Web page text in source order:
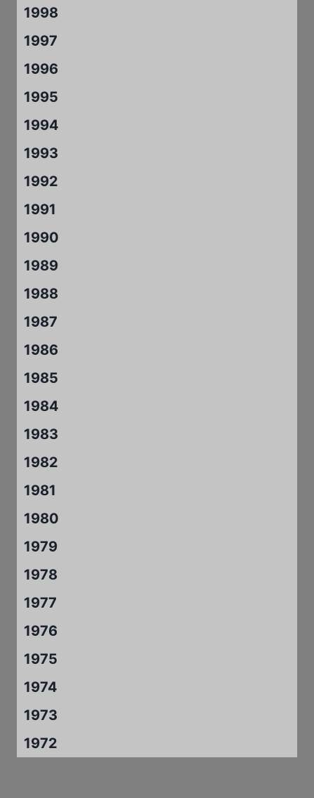
1998
1997
1996
1995
1994
1993
1992
1991
1990
1989
1988
1987
1986
1985
1984
1983
1982
1981
1980
1979
1978
1977
1976
1975
1974
1973
1972